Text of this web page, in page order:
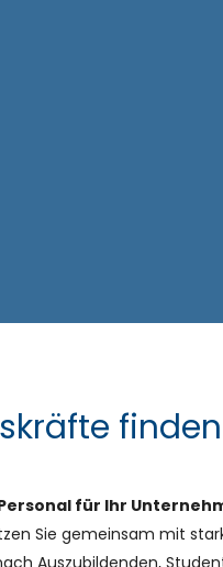
finden
für Ihr
Sie gemeinsam mit